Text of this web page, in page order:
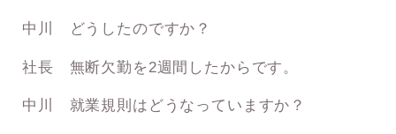
中川 どうしたのですか？
社長 無断欠勤を2週間したからです。
中川 就業規則はどうなっていますか？